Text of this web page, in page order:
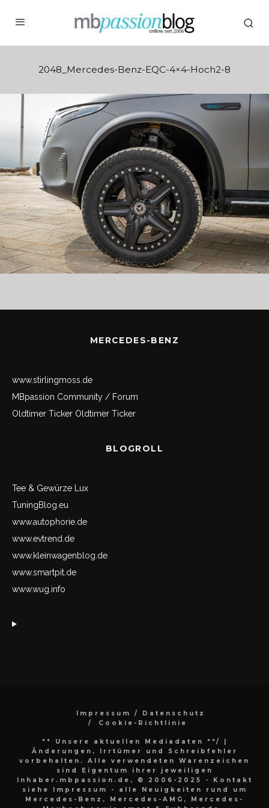
2048_Mercedes-Benz-EQC-4×4-Hoch2-8
MERCEDES-BENZ
www.stirlingmoss.de
MBpassion Community / Forum
Oldtimer Ticker Oldtimer Ticker
BLOGROLL
Tee & Gewürze Lux
TuningBlog.eu
www.autophorie.de
www.evtrend.de
www.kleinwagenblog.de
www.smartpit.de
www.wug.info
Impressum / Datenschutz
Cookie-Richtlinie
** Unsere aktuellen Mediadaten **/
|
Änderungen, Irrtümer und Schreibfehler
vorbehalten. Alle verwendeten Warenzeichen
sind Eigentum ihrer jeweiligen
Inhaber.mbpassion.de, © 2006-2025 - Kontakt
siehe Impressum - alle Neuigkeiten rund um
Mercedes-Benz, Mercedes-AMG, Mercedes-